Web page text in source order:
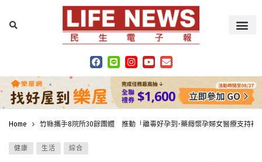
Home 竹縣攜手8院所30餘團體 推動「離毒好孕到-藥癮懷孕婦女醫療支持補
健康 生活 綜合